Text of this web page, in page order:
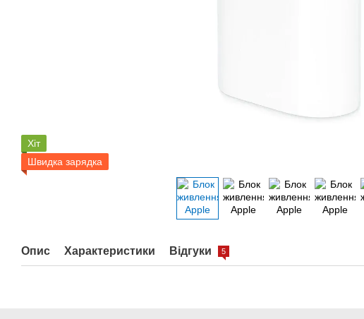
Хіт
Швидка зарядка
Опис Характеристики Відгуки 5